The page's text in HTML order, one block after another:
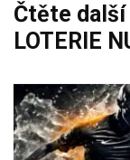
Čtěte další
LOTERIE